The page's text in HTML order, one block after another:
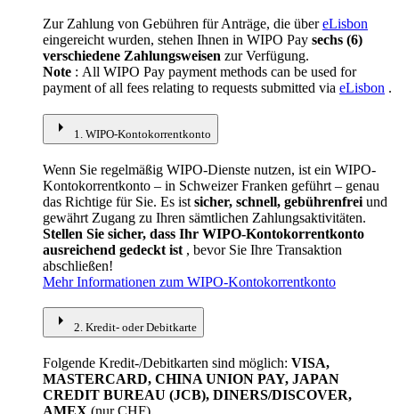
Zur Zahlung von Gebühren für Anträge, die übereLisbon
eingereicht wurden, stehen Ihnen in WIPO Pay sechs (6)
verschiedene Zahlungsweisen zur Verfügung.
Note : All WIPO Pay payment methods can be used for
payment of all fees relating to requests submitted via eLisbon .
arrow_right 1. WIPO-Kontokorrentkonto
Wenn Sie regelmäßig WIPO-Dienste nutzen, ist ein WIPO-
Kontokorrentkonto – in Schweizer Franken geführt – genau
das Richtige für Sie. Es ist sicher, schnell, gebührenfrei und
gewährt Zugang zu Ihren sämtlichen Zahlungsaktivitäten.
Stellen Sie sicher, dass Ihr WIPO-Kontokorrentkonto
ausreichend gedeckt ist , bevor Sie Ihre Transaktion
abschließen!
Mehr Informationen zum WIPO-Kontokorrentkonto
arrow_right 2. Kredit- oder Debitkarte
Folgende Kredit-/Debitkarten sind möglich: VISA,
MASTERCARD, CHINA UNION PAY, JAPAN
CREDIT BUREAU (JCB), DINERS/DISCOVER,